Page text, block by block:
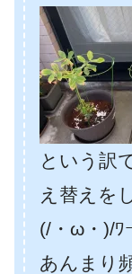
という訳
え替えを
(/・ω・)/ﾜ
あんまり